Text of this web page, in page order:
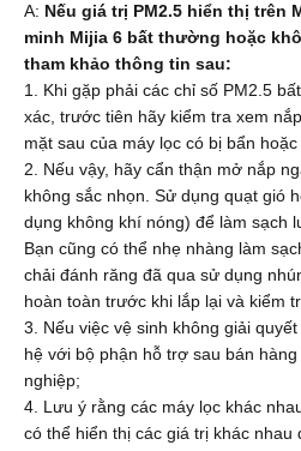
A: Nếu giá trị PM2.5 hiển thị trên
minh Mijia 6 bất thường hoặc
tham khảo thông tin sau:
1. Khi gặp phải các chỉ số PM2.5
xác, trước tiên hãy kiểm tra xem
mặt sau của máy lọc có bị bẩn
2. Nếu vậy, hãy cẩn thận mở nắp
không sắc nhọn. Sử dụng quạt gió
dụng không khí nóng) để làm sạch
Bạn cũng có thể nhẹ nhàng làm
chải đánh răng đã qua sử dụng
hoàn toàn trước khi lắp lại và kiểm
3. Nếu việc vệ sinh không giải
hệ với bộ phận hỗ trợ sau bán
nghiệp;
4. Lưu ý rằng các máy lọc khác
có thể hiển thị các giá trị khác nhau